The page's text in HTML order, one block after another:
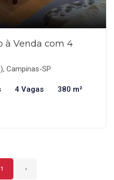
à Venda com 4
Campinas-SP
4 Vagas 380 m²
1 ›